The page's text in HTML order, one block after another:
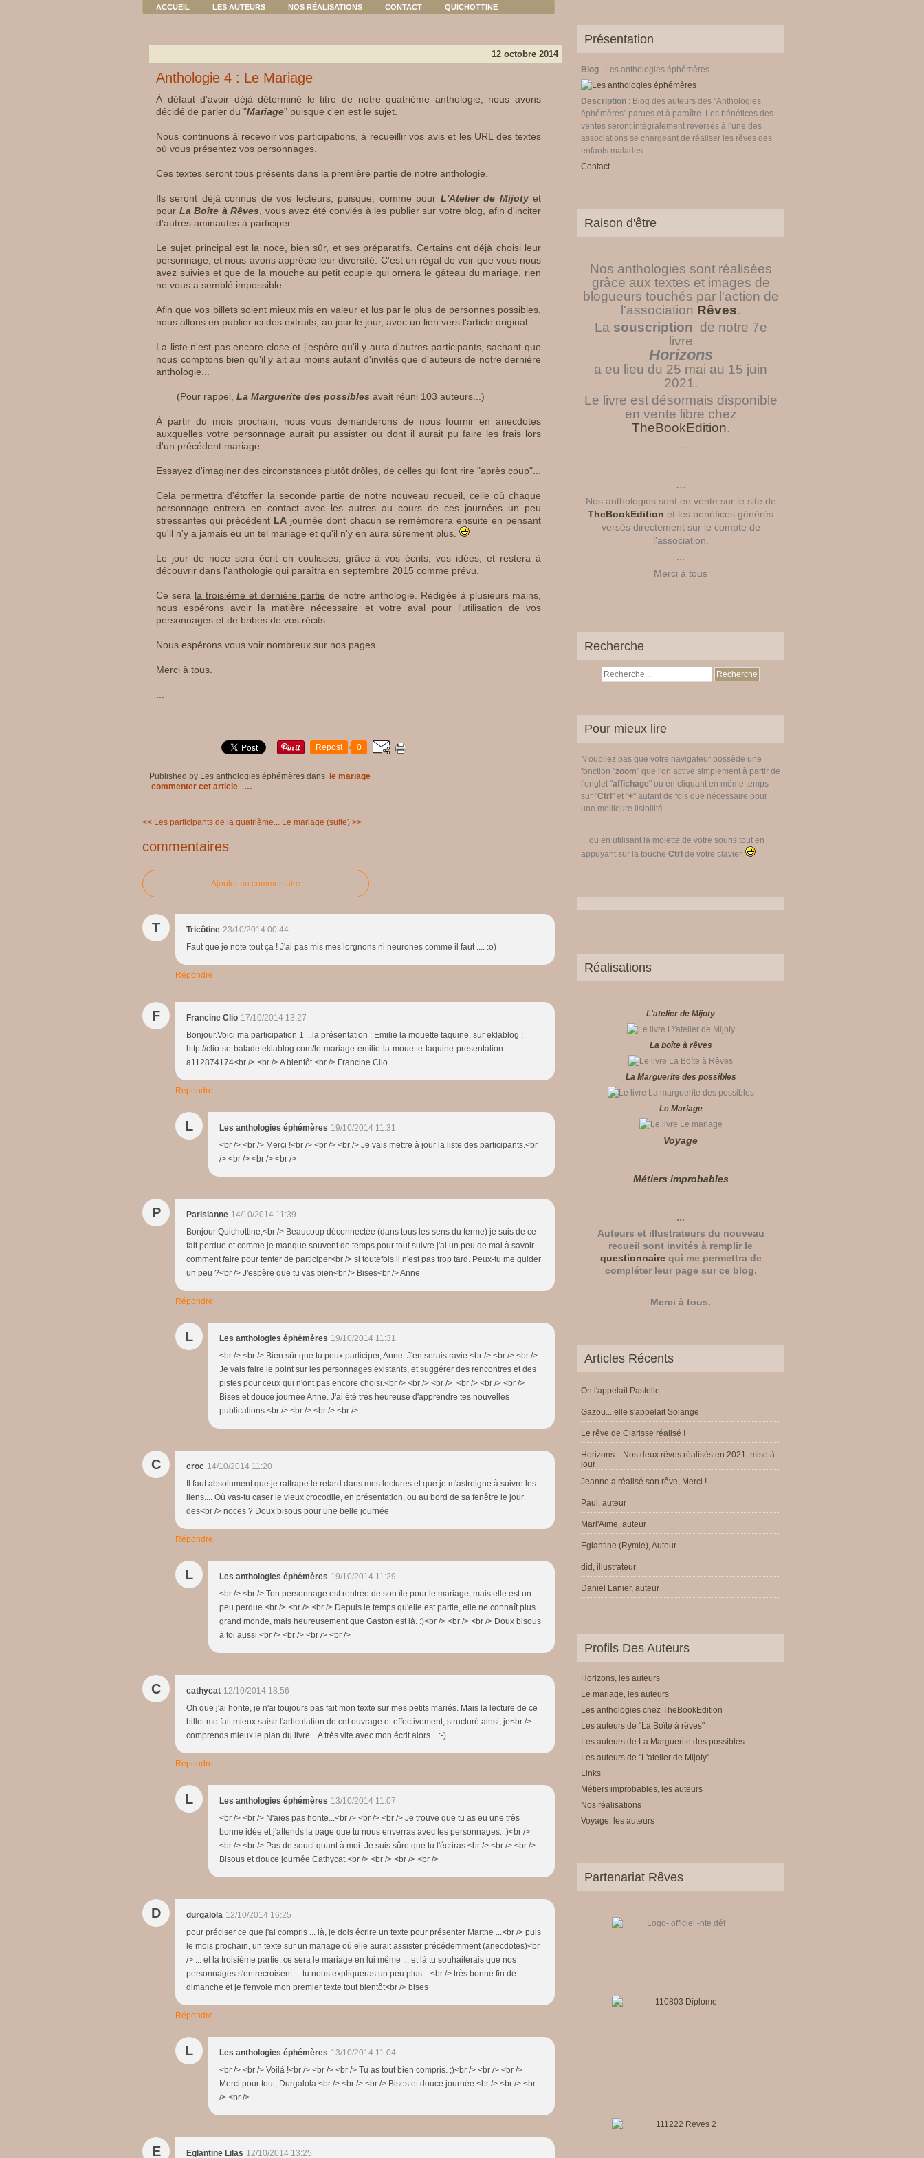
ACCUEIL LES AUTEURS NOS RÉALISATIONS CONTACT QUICHOTTINE
12 octobre 2014
Anthologie 4 : Le Mariage
À défaut d'avoir déjà déterminé le titre de notre quatrième anthologie, nous avons
décidé de parler du "Mariage" puisque c'en est le sujet.
Nous continuons à recevoir vos participations, à recueillir vos avis et les URL des textes
où vous présentez vos personnages.
Ces textes seront tous présents dans la première partie de notre anthologie.
Ils seront déjà connus de vos lecteurs, puisque, comme pour L'Atelier de Mijotyet
pour La Boîte à Rêves , vous avez été conviés à les publier sur votre blog, afin d'inciter
d'autres aminautes à participer.
Le sujet principal est la noce, bien sûr, et ses préparatifs. Certains ont déjà choisi leur
personnage, et nous avons apprécié leur diversité. C'est un régal de voir que vous nous
avez suivies et que de la mouche au petit couple qui ornera le gâteau du mariage, rien
ne vous a semblé impossible.
Afin que vos billets soient mieux mis en valeur et lus par le plus de personnes possibles,
nous allons en publier ici des extraits, au jour le jour, avec un lien vers l'article original.
La liste n'est pas encore close et j'espère qu'il y aura d'autres participants, sachant que
nous comptons bien qu'il y ait au moins autant d'invités que d'auteurs de notre dernière
anthologie...
(Pour rappel, La Marguerite des possibles avait réuni 103 auteurs...)
À partir du mois prochain, nous vous demanderons de nous fournir en anecdotes
auxquelles votre personnage aurait pu assister ou dont il aurait pu faire les frais lors
d'un précédent mariage.
Essayez d'imaginer des circonstances plutôt drôles, de celles qui font rire "après coup"...
Cela permettra d'étoffer la seconde partie de notre nouveau recueil, celle où chaque
personnage entrera en contact avec les autres au cours de ces journées un peu
stressantes qui précèdent LA journée dont chacun se remémorera ensuite en pensant
qu'il n'y a jamais eu un tel mariage et qu'il n'y en aura sûrement plus.
Le jour de noce sera écrit en coulisses, grâce à vos écrits, vos idées, et restera à
découvrir dans l'anthologie qui paraîtra en septembre 2015 comme prévu.
Ce sera la troisième et dernière partie de notre anthologie. Rédigée à plusieurs mains,
nous espérons avoir la matière nécessaire et votre aval pour l'utilisation de vos
personnages et de bribes de vos récits.
Nous espérons vous voir nombreux sur nos pages.
Merci à tous.
Repost 0
Published by Les anthologies éphémères dans
le mariage
commenter cet article
…
<< Les participants de la quatrième... Le mariage (suite) >>
commentaires
Ajouter un commentaire
T Tricôtine 23/10/2014 00:44
Faut que je note tout ça ! J'ai pas mis mes lorgnons ni neurones comme il faut .... :o)
Répondre
F Francine Clio 17/10/2014 13:27
Bonjour.Voici ma participation 1 ...la présentation : Emilie la mouette taquine, sur eklablog :
http://clio-se-balade.eklablog.com/le-mariage-emilie-la-mouette-taquine-presentation-
a112874174<br /> <br /> A bientôt.<br /> Francine Clio
Répondre
L Les anthologies éphémères 19/10/2014 11:31
<br /> <br /> Merci !<br /> <br /> <br /> Je vais mettre à jour la liste des participants.<br
/> <br /> <br /> <br />
P Parisianne 14/10/2014 11:39
Bonjour Quichottine,<br /> Beaucoup déconnectée (dans tous les sens du terme) je suis de ce
fait perdue et comme je manque souvent de temps pour tout suivre j'ai un peu de mal à savoir
comment faire pour tenter de participer<br /> si toutefois il n'est pas trop tard. Peux-tu me guider
un peu ?<br /> J'espère que tu vas bien<br /> Bises<br /> Anne
Répondre
L Les anthologies éphémères 19/10/2014 11:31
<br /> <br /> Bien sûr que tu peux participer, Anne. J'en serais ravie.<br /> <br /> <br />
Je vais faire le point sur les personnages existants, et suggérer des rencontres et des
pistes pour ceux qui n'ont pas encore choisi.<br /> <br /> <br /> <br /> <br /> <br />
Bises et douce journée Anne. J'ai été très heureuse d'apprendre tes nouvelles
publications.<br /> <br /> <br /> <br />
C croc 14/10/2014 11:20
Il faut absolument que je rattrape le retard dans mes lectures et que je m'astreigne à suivre les
liens.... Où vas-tu caser le vieux crocodile, en présentation, ou au bord de sa fenêtre le jour
des<br /> noces ? Doux bisous pour une belle journée
Répondre
L Les anthologies éphémères 19/10/2014 11:29
<br /> <br /> Ton personnage est rentrée de son île pour le mariage, mais elle est un
peu perdue.<br /> <br /> <br /> Depuis le temps qu'elle est partie, elle ne connaît plus
grand monde, mais heureusement que Gaston est là. :)<br /> <br /> <br /> Doux bisous
à toi aussi.<br /> <br /> <br /> <br />
C cathycat 12/10/2014 18:56
Oh que j'ai honte, je n'ai toujours pas fait mon texte sur mes petits mariés. Mais la lecture de ce
billet me fait mieux saisir l'articulation de cet ouvrage et effectivement, structuré ainsi, je<br />
comprends mieux le plan du livre... A très vite avec mon écrit alors... :-)
Répondre
L Les anthologies éphémères 13/10/2014 11:07
<br /> <br /> N'aies pas honte...<br /> <br /> <br /> Je trouve que tu as eu une très
bonne idée et j'attends la page que tu nous enverras avec tes personnages. ;)<br />
<br /> <br /> Pas de souci quant à moi. Je suis sûre que tu l'écriras.<br /> <br /> <br />
Bisous et douce journée Cathycat.<br /> <br /> <br /> <br />
D durgalola 12/10/2014 16:25
pour préciser ce que j'ai compris ... là, je dois écrire un texte pour présenter Marthe ...<br /> puis
le mois prochain, un texte sur un mariage où elle aurait assister précédemment (anecdotes)<br
/> ... et la troisième partie, ce sera le mariage en lui même ... et là tu souhaiterais que nos
personnages s'entrecroisent ... tu nous expliqueras un peu plus ...<br /> très bonne fin de
dimanche et je t'envoie mon premier texte tout bientôt<br /> bises
Répondre
L Les anthologies éphémères 13/10/2014 11:04
<br /> <br /> Voilà !<br /> <br /> <br /> Tu as tout bien compris. ;)<br /> <br /> <br />
Merci pour tout, Durgalola.<br /> <br /> <br /> Bises et douce journée.<br /> <br /> <br
/> <br />
E Eglantine Lilas 12/10/2014 13:25
Présentation
Blog : Les anthologies éphémères
Description : Blog des auteurs des "Anthologies
éphémères" parues et à paraître. Les bénéfices des
ventes seront intégralement reversés à l'une des
associations se chargeant de réaliser les rêves des
enfants malades.
Contact
Raison d'être
Nos anthologies sont réalisées
grâce aux textes et images de
blogueurs touchés par l'action de
l'association Rêves.
La souscription de notre 7e
livre
Horizons
a eu lieu du 25 mai au 15 juin
2021.
Le livre est désormais disponible
en vente libre chez
TheBookEdition.
...
...
Nos anthologies sont en vente sur le site de
TheBookEdition et les bénéfices générés
versés directement sur le compte de
l'association.
Merci à tous
Recherche
Pour mieux lire
N'oubliez pas que votre navigateur possède une
fonction "zoom" que l'on active simplement à partir de
l'onglet "affichage" ou en cliquant en même temps
sur "Ctrl " et "+" autant de fois que nécessaire pour
une meilleure lisibilité.
... ou en utilisant la molette de votre souris tout en
appuyant sur la touche Ctrl de votre clavier.
Réalisations
L'atelier de Mijoty
La boîte à rêves
La Marguerite des possibles
Le Mariage
Voyage
Métiers improbables
...
Auteurs et illustrateurs du nouveau
recueil sont invités à remplir le
questionnairequi me permettra de
compléter leur page sur ce blog.
Merci à tous.
Articles Récents
On l'appelait Pastelle
Gazou... elle s'appelait Solange
Le rêve de Clarisse réalisé !
Horizons... Nos deux rêves réalisés en 2021, mise à
jour
Jeanne a réalisé son rêve, Merci !
Paul, auteur
Marl'Aime, auteur
Eglantine (Rymie), Auteur
did, illustrateur
Daniel Lanier, auteur
Profils Des Auteurs
Horizons, les auteurs
Le mariage, les auteurs
Les anthologies chez TheBookEdition
Les auteurs de "La Boîte à rêves"
Les auteurs de La Marguerite des possibles
Les auteurs de "L'atelier de Mijoty"
Links
Métiers improbables, les auteurs
Nos réalisations
Voyage, les auteurs
Partenariat Rêves